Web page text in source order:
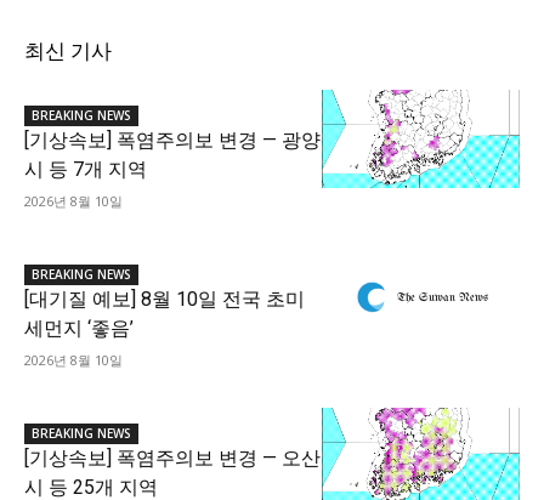
최신 기사
BREAKING NEWS
[기상속보] 폭염주의보 변경 — 광양
시 등 7개 지역
2026년 8월 10일
BREAKING NEWS
[대기질 예보] 8월 10일 전국 초미
세먼지 ‘좋음’
2026년 8월 10일
BREAKING NEWS
[기상속보] 폭염주의보 변경 — 오산
시 등 25개 지역